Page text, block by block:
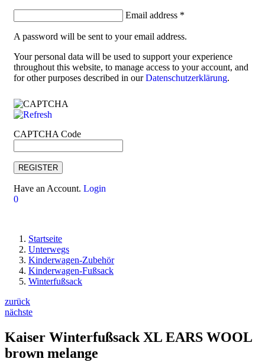
Email address *
A password will be sent to your email address.
Your personal data will be used to support your experience
throughout this website, to manage access to your account, and
for other purposes described in ourDatenschutzerklärung.
CAPTCHA Code
REGISTER
Have an Account. Login
0
Startseite
Unterwegs
Kinderwagen-Zubehör
Kinderwagen-Fußsack
Winterfußsack
zurück
nächste
Kaiser Winterfußsack XL EARS WOOL
brown melange